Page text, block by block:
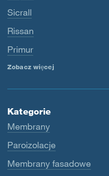
Sicrall
Rissan
Primur
Zobacz więcej
Kategorie
Membrany
Paroizolacje
Membrany fasadowe